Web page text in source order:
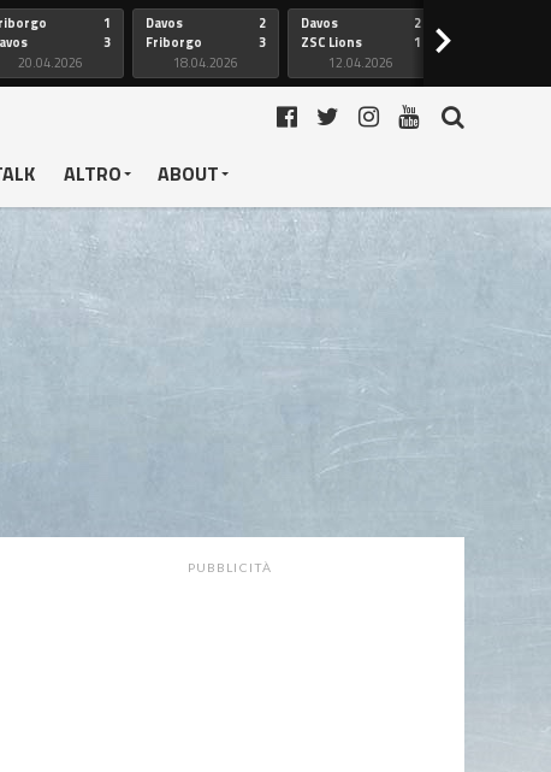
1
3
20.04.2026
Davos
Friborgo
2
3
18.04.2026
Davos
ZSC Lions
2
1
12.04.2026
>
ALTRO ABOUT
PUBBLICITÀ